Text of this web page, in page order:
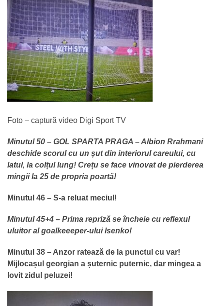
Foto – captură video Digi Sport TV
Minutul 50 – GOL SPARTA PRAGA – Albion Rrahmani
deschide scorul cu un șut din interiorul careului, cu
latul, la colțul lung! Crețu se face vinovat de pierderea
mingii la 25 de propria poartă!
Minutul 46 – S-a reluat meciul!
Minutul 45+4 – Prima repriză se încheie cu reflexul
uluitor al goalkeeeper-ului Isenko!
Minutul 38 – Anzor ratează de la punctul cu var!
Mijlocașul georgian a șuternic puternic, dar mingea a
lovit zidul peluzei!